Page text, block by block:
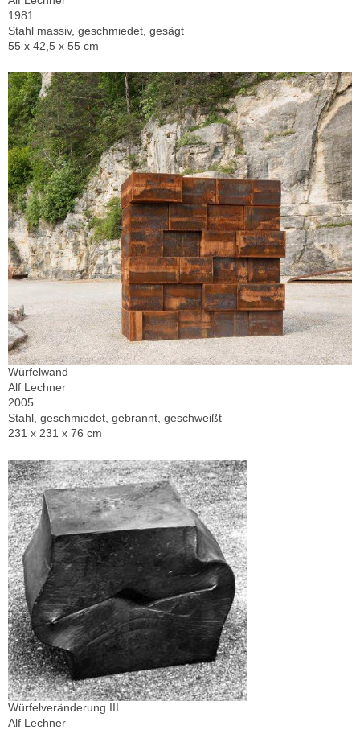
1981
Stahl massiv, geschmiedet, gesägt
55 x 42,5 x 55 cm
Würfelwand
Alf Lechner
2005
Stahl, geschmiedet, gebrannt, geschweißt
231 x 231 x 76 cm
Würfelveränderung III
Alf Lechner